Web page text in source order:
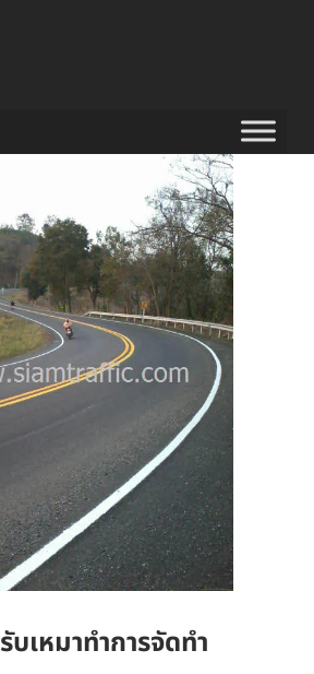
รับเหมาทำการจัดทำ